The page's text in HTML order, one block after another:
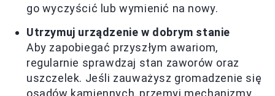
go wyczyścić lub wymienić na nowy.
Utrzymuj urządzenie w dobrym stanie
Aby zapobiegać przyszłym awariom,
regularnie sprawdzaj stan zaworów oraz
uszczelek. Jeśli zauważysz gromadzenie się
osadów kamiennych, przemyj mechanizmy